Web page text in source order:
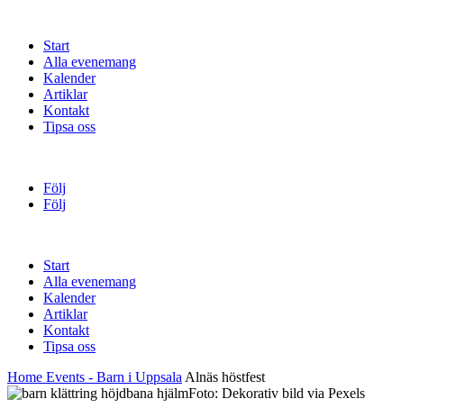
Start
Alla evenemang
Kalender
Artiklar
Kontakt
Tipsa oss
Följ
Följ
Start
Alla evenemang
Kalender
Artiklar
Kontakt
Tipsa oss
Home Events - Barn i Uppsala Alnäs höstfest
Foto: Dekorativ bild via Pexels